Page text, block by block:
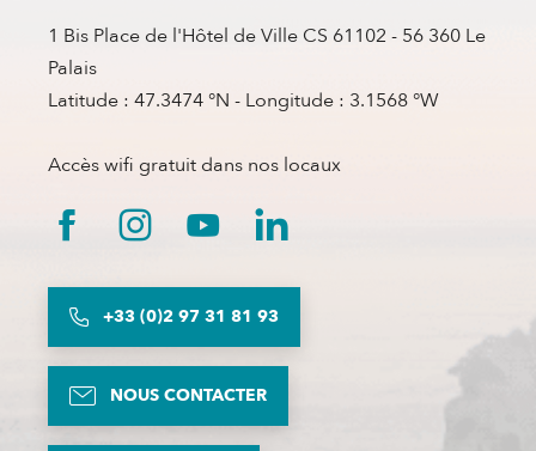
1 Bis Place de l'Hôtel de Ville CS 61102 - 56 360 Le
Palais
Latitude : 47.3474 °N - Longitude : 3.1568 °W
Accès wifi gratuit dans nos locaux
+33 (0)2 97 31 81 93
NOUS CONTACTER